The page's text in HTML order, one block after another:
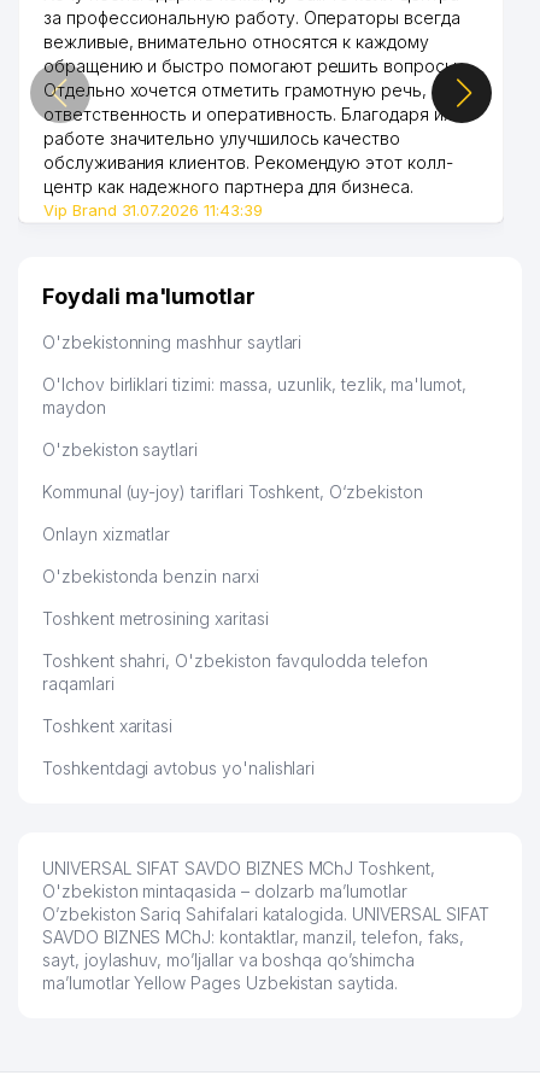
52 INTIL DID MChJ 766 м
53 MAH-DAVR-POLIMER QK MChJ 844 м
54 RTD-SERVIS XUSUSIY KORXONASI 890 м
55 OIL INVEST GROUP MChJ 915 м
56
KOMPRESSOR SAVDO-TA'MINOT
945 м
BON-FARMA MChJ
58 HERBAL PHARMA MChJ
59
ASIA ALLIANCE BANK ATB ALMAZAR
FILIALI
996 м
за профессиональную работу. Операторы всегда
вежливые, внимательно относятся к каждому
обращению и быстро помогают решить вопросы.
Отдельно хочется отметить грамотную речь,
ответственность и оперативность. Благодаря их
работе значительно улучшилось качество
обслуживания клиентов. Рекомендую этот колл-
центр как надежного партнера для бизнеса.
Vip Brand 31.07.2026 11:43:39
Foydali ma'lumotlar
O'zbekistonning mashhur saytlari
O'lchov birliklari tizimi: massa, uzunlik, tezlik, ma'lumot,
maydon
O'zbekiston saytlari
Kommunal (uy-joy) tariflari Toshkent, O‘zbekiston
Onlayn xizmatlar
O'zbekistonda benzin narxi
Toshkent metrosining xaritasi
Toshkent shahri, O'zbekiston favqulodda telefon
raqamlari
Toshkent xaritasi
Toshkentdagi avtobus yo'nalishlari
UNIVERSAL SIFAT SAVDO BIZNES MChJ Toshkent,
O'zbekiston mintaqasida – dolzarb ma’lumotlar
O’zbekiston Sariq Sahifalari katalogida. UNIVERSAL SIFAT
SAVDO BIZNES MChJ: kontaktlar, manzil, telefon, faks,
sayt, joylashuv, mo’ljallar va boshqa qo’shimcha
ma’lumotlar Yellow Pages Uzbekistan saytida.